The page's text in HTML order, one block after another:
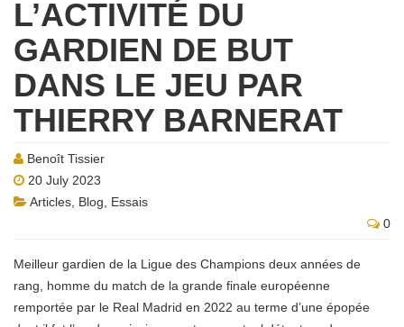
L’ACTIVITÉ DU
GARDIEN DE BUT
DANS LE JEU PAR
THIERRY BARNERAT
Benoît Tissier
20 July 2023
Articles Blog
Essais
0
Meilleur gardien de la Ligue des Champions deux années de
rang, homme du match de la grande finale européenne
remportée par le Real Madrid en 2022 au terme d’une épopée